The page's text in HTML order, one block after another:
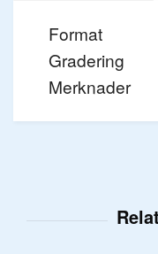
Format
Gradering
Merknader